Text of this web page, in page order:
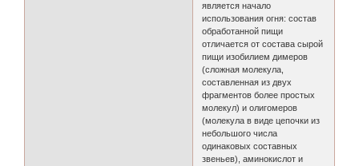
является начало
использования огня: состав
обработанной пищи
отличается от состава сырой
пищи изобилием димеров
(сложная молекула,
составленная из двух
фрагментов более простых
молекул) и олигомеров
(молекула в виде цепочки из
небольшого числа
одинаковых составных
звеньев), аминокислот и